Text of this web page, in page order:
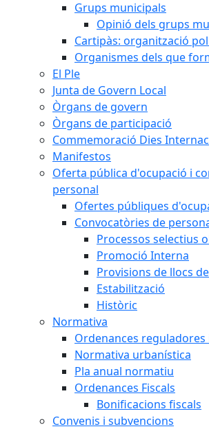
Grups municipals
Opinió dels grups
Cartipàs: organització
Organismes dels que
El Ple
Junta de Govern Local
Òrgans de govern
Òrgans de participació
Commemoració Dies
Manifestos
Oferta pública d'ocupació i
personal
Ofertes públiques
Convocatòries de
Processos selectius
Promoció Interna
Provisions de llocs
Estabilització
Històric
Normativa
Ordenances
Normativa urbanística
Pla anual normatiu
Ordenances Fiscals
Bonificacions fiscals
Convenis i subvencions